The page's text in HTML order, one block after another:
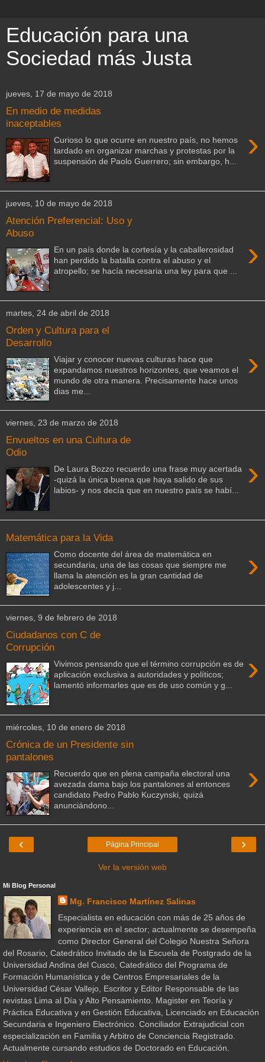
Educación para una
Sociedad más Justa
jueves, 17 de mayo de 2018
En medio de medidas
inaceptables
›
Curioso lo que ocurre en nuestro país, no hemos
tardado en organizar marchas y protestas por la
suspensión de Paolo Guerrero; sin embargo, h...
jueves, 10 de mayo de 2018
Atención Preferencial: Uso y
Abuso
›
En un país donde la cortesía y la caballerosidad
han perdido la batalla contra el abuso y el
atropello; se hacía necesaria una ley para que ...
martes, 24 de abril de 2018
Orden y Cultura para el
Desarrollo
›
Viajar y conocer nuevas culturas hace que
expandamos nuestros horizontes, que veamos el
mundo de otra manera. Precisamente hace unos
dias me...
viernes, 23 de marzo de 2018
Envueltos en una Cultura de
Odio
›
De Laura Bozzo recuerdo una frase muy acertada
-quizá la única buena que haya salido de sus
labios- y nos decía que en nuestro país se habí...
Matemática para la Vida
›
Como docente del área de matemática en
secundaria, una de las cosas que siempre me
llama la atención es la gran cantidad de
adolescentes y j...
viernes, 9 de febrero de 2018
Ciudadanos con C de
Corrupción
›
Vivimos pensando que el término corrupción es de
aplicación exclusiva a autoridades y políticos;
lamentó informarles que es de uso común y g...
miércoles, 10 de enero de 2018
Crónica de un Presidente sin
pantalones
›
Recuerdo que en plena campaña electoral una
avezada dama bajo los pantalones al entonces
candidato Pedro Pablo Kuczynski, quizá
anunciándono...
‹ ›
Página Principal
Ver la versión web
Mi Blog Personal
Mg. Francisco Martínez Salinas
Especialista en educación con más de 25 años de
experiencia en el sector; actualmente se desempeña
como Director General del Colegio Nuestra Señora
del Rosario, Catedrático Invitado de la Escuela de Postgrado de la
Universidad Andina del Cusco, Catedrático del Programa de
Formación Humanística y de Centros Empresariales de la
Universidad César Vallejo, Escritor y Editor Responsable de las
revistas Lima al Día y Alto Pensamiento. Magister en Teoría y
Práctica Educativa y en Gestión Educativa, Licenciado en Educación
Secundaria e Ingeniero Electrónico. Conciliador Extrajudicial con
especialización en Familia y Arbitro de Conciencia Registrado.
Actualmente cursando estudios de Doctorado en Educación.